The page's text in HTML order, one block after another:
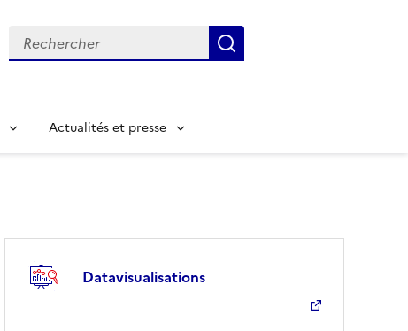
Rechercher
Input to search in solr server by keyword
Actualités et presse
Datavisualisations